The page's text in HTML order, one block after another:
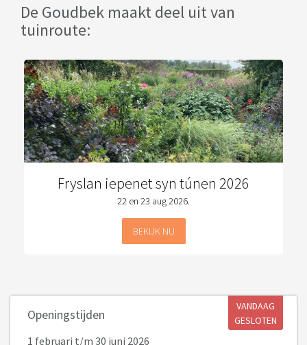
De Goudbek maakt deel uit van
tuinroute:
Fryslan iepenet syn túnen 2026
22 en 23 aug 2026.
BEKIJK NU
Openingstijden
VANDAAG
GESLOTEN
1 februari t/m 30 juni 2026